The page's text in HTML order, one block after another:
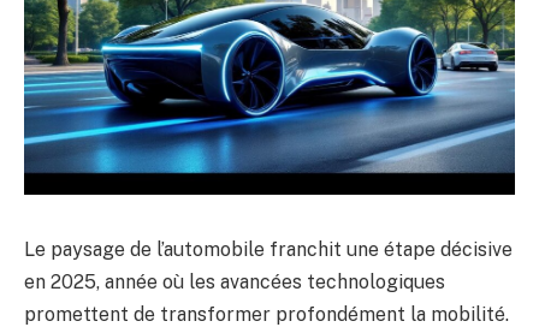
Le paysage de l’automobile franchit une étape décisive
en 2025, année où les avancées technologiques
promettent de transformer profondément la mobilité.